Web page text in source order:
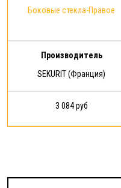
Боковые стекла-Правое
Производитель
SEKURIT (Франция)
3 084 руб